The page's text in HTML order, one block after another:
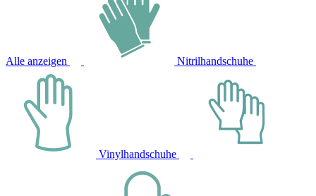
Alle anzeigen Nitrilhandschuhe
Vinylhandschuhe